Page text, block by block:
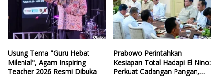
Usung Tema "Guru Hebat
Milenial", Agam Inspiring
Teacher 2026 Resmi Dibuka
Prabowo Perintahkan
Kesiapan Total Hadapi El Nino:
Perkuat Cadangan Pangan,